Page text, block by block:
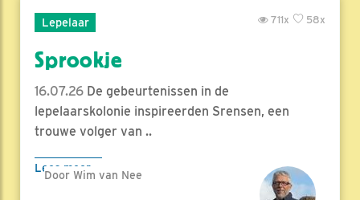
Lepelaar 58x
711x
Sprookje
16.07.26 De gebeurtenissen in de
lepelaarskolonie inspireerden Srensen, een
trouwe volger van ..
Lees meer
Door Wim van Nee